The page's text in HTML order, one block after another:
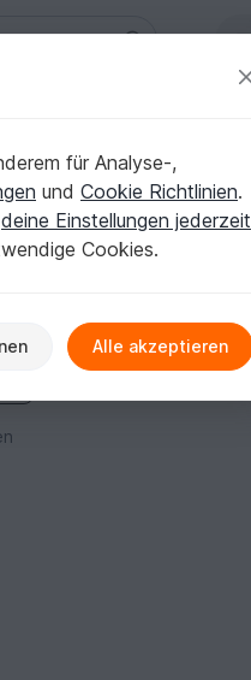
für Analyse-,
und Cookie Richtlinien.
deine Einstellungen jederzeit
Cookies.
Alle akzeptieren